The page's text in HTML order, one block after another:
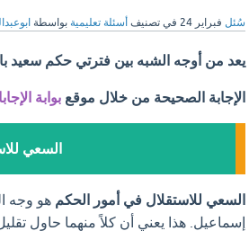
سُئل فبراير 24 في تصنيف أسئلة تعليمية بواسطة
يعد من أوجه الشبه بين فترتي حكم سعيد
الإجابة الصحيحة من خلال موقع بوابة
السعي
السعي للاستقلال في أمور الحكم هو وجه
إسماعيل. هذا يعني أن كلاً منهما حاول